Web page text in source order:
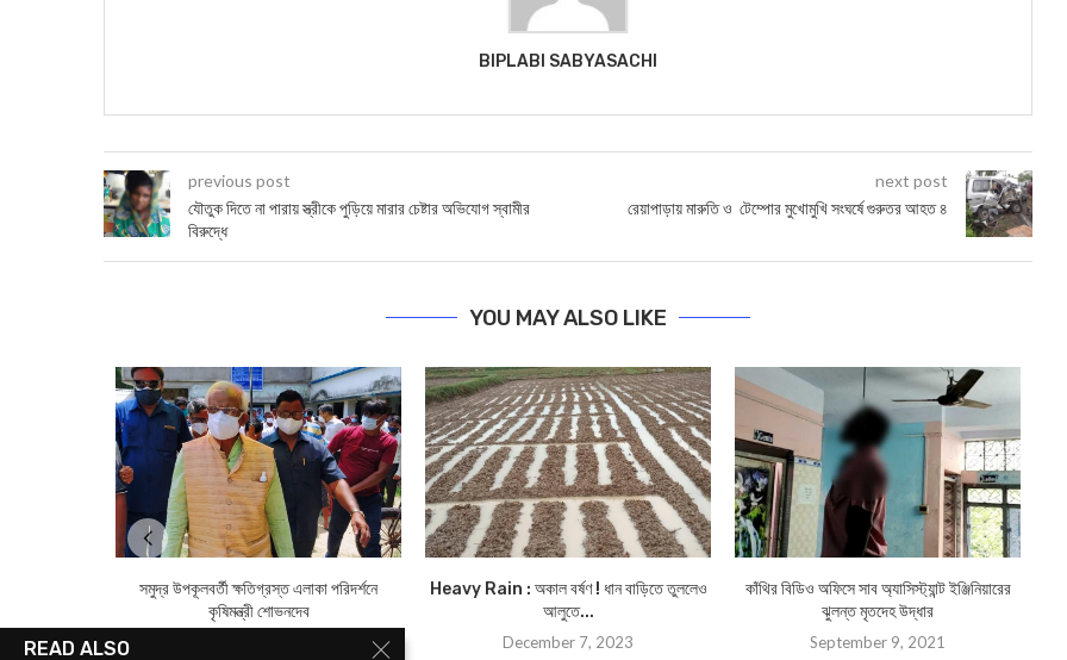
BIPLABI SABYASACHI
previous post
যৌতুক দিতে না পারায় স্ত্রীকে পুড়িয়ে মারার চেষ্টার অভিযোগ স্বামীর
বিরুদ্ধে
next post
রেয়াপাড়ায় মারুতি ও টেম্পোর মুখোমুখি সংঘর্ষে গুরুতর আহত ৪
YOU MAY ALSO LIKE
সমুদ্র উপকূলবর্তী ক্ষতিগ্রস্ত এলাকা পরিদর্শনে
কৃষিমন্ত্রী শোভনদেব
Heavy Rain : অকাল বর্ষণ ! ধান বাড়িতে তুললেও
আলুতে...
December 7, 2023
কাঁথির বিডিও অফিসে সাব অ্যাসিস্ট্যান্ট ইঞ্জিনিয়ারের
ঝুলন্ত মৃতদেহ উদ্ধার
September 9, 2021
READ ALSO